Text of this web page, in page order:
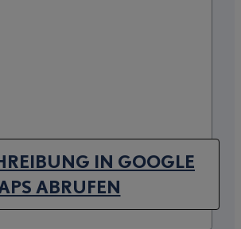
IN GOOGLE
ABRUFEN
(OPENS IN NEW TAB)